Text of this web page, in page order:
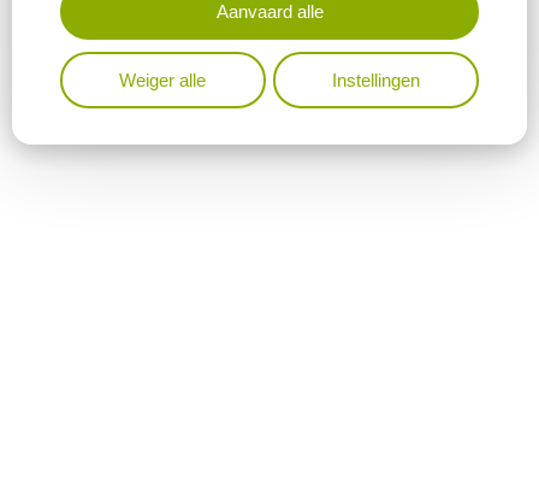
Aanvaard alle
Weiger alle Instellingen